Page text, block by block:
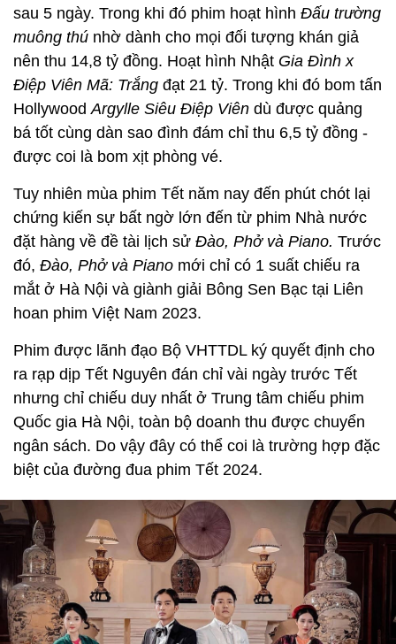
sau 5 ngày. Trong khi đó phim hoạt hình Đấu trường
muông thú nhờ dành cho mọi đối tượng khán giả
nên thu 14,8 tỷ đồng. Hoạt hình Nhật Gia Đình x
Điệp Viên Mã: Trắng đạt 21 tỷ. Trong khi đó bom tấn
Hollywood Argylle Siêu Điệp Viên dù được quảng
bá tốt cùng dàn sao đình đám chỉ thu 6,5 tỷ đồng -
được coi là bom xịt phòng vé.
Tuy nhiên mùa phim Tết năm nay đến phút chót lại
chứng kiến sự bất ngờ lớn đến từ phim Nhà nước
đặt hàng về đề tài lịch sử Đào, Phở và Piano. Trước
đó, Đào, Phở và Piano mới chỉ có 1 suất chiếu ra
mắt ở Hà Nội và giành giải Bông Sen Bạc tại Liên
hoan phim Việt Nam 2023.
Phim được lãnh đạo Bộ VHTTDL ký quyết định cho
ra rạp dịp Tết Nguyên đán chỉ vài ngày trước Tết
nhưng chỉ chiếu duy nhất ở Trung tâm chiếu phim
Quốc gia Hà Nội, toàn bộ doanh thu được chuyển
ngân sách. Do vậy đây có thể coi là trường hợp đặc
biệt của đường đua phim Tết 2024.